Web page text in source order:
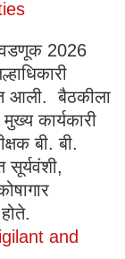
2026
आली. बैठकीला
कार्यकारी
बी. बी.
सूर्यवंशी,
and